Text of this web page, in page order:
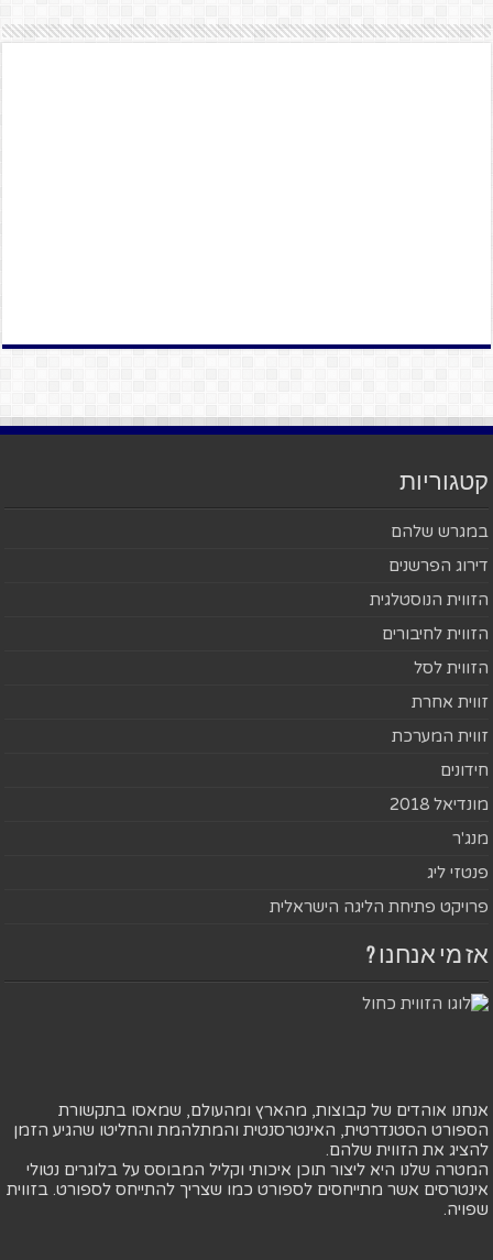
קטגוריות
במגרש שלהם
דירוג הפרשנים
הזווית הנוסטלגית
הזווית לחיבורים
הזווית לסל
זווית אחרת
זווית המערכת
חידונים
מונדיאל 2018
מנג'ר
פנטזי ליג
פרויקט פתיחת הליגה הישראלית
אז מי אנחנו ?
אנחנו אוהדים של קבוצות, מהארץ ומהעולם, שמאסו בתקשורת
הספורט הסטנדרטית, האינטרסנטית והמתלהמת והחליטו שהגיע הזמן
להציג את הזווית שלהם.
המטרה שלנו היא ליצור תוכן איכותי וקליל המבוסס על בלוגרים נטולי
אינטרסים אשר מתייחסים לספורט כמו שצריך להתייחס לספורט. בזווית
שפויה.